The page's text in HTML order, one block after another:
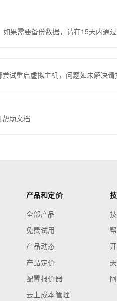
果需要备份数据，请在15天内通
试重启虚拟主机，问题如未解决
助文档